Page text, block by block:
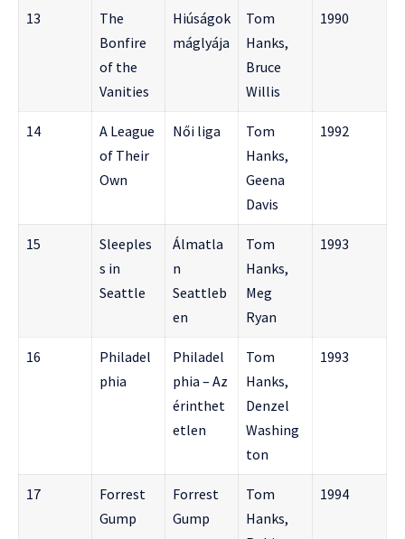
13
The
Bonfire
of the
Vanities
Hiúságok
máglyája
Tom
Hanks,
Bruce
Willis
1990
14
A League
of Their
Own
Női liga
Tom
Hanks,
Geena
Davis
1992
15
Sleeples
s in
Seattle
Álmatla
n
Seattleb
en
Tom
Hanks,
Meg
Ryan
1993
16
Philadel
phia
Philadel
phia – Az
érinthet
etlen
Tom
Hanks,
Denzel
Washing
ton
1993
17
Forrest
Gump
Forrest
Gump
Tom
Hanks,
1994